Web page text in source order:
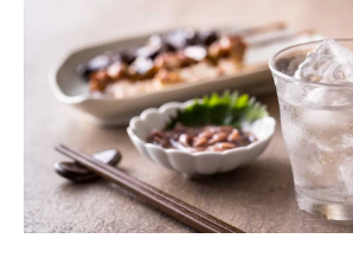
ウォータースタンドのある暮らし
ウォータースタンドのある暮らし トップ
ウォータースタンド活用術
環境とお水
ウォーターサーバー・浄水器の知識
資料請求・お問合せ
お申込み